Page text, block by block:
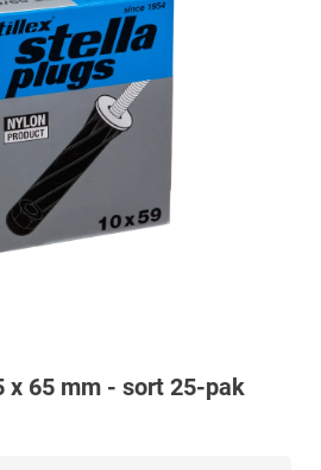
x 65 mm - sort 25-pak